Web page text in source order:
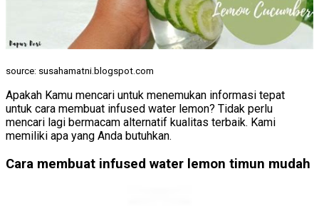
source: susahamatni.blogspot.com
Apakah Kamu mencari untuk menemukan informasi tepat
untuk cara membuat infused water lemon? Tidak perlu
mencari lagi bermacam alternatif kualitas terbaik. Kami
memiliki apa yang Anda butuhkan.
Cara membuat infused water lemon timun mudah